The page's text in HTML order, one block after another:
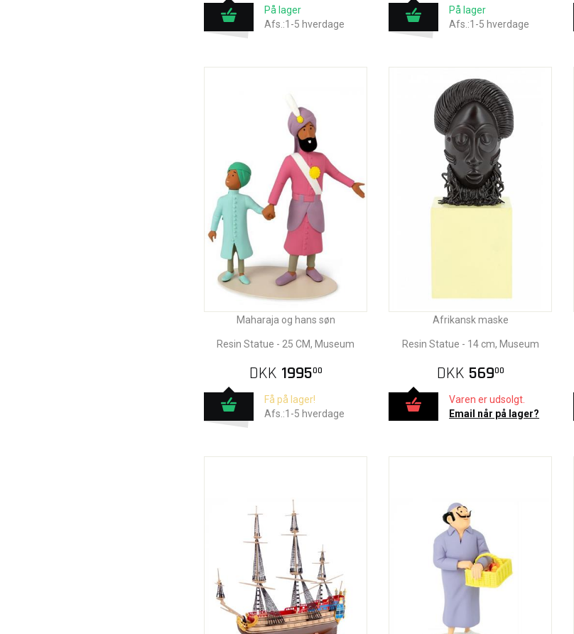
På lager
Afs.:1-5 hverdage
På lager
Afs.:1-5 hverdage
Maharaja og hans søn
Resin Statue - 25 CM, Museum
DKK 199500
Få på lager!
Afs.:1-5 hverdage
Afrikansk maske
Resin Statue - 14 cm, Museum
DKK 56900
Varen er udsolgt.
Email når på lager?